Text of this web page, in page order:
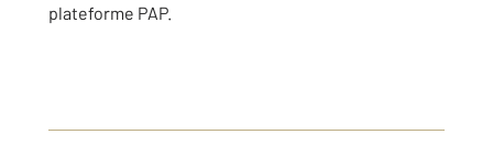
plateforme PAP.